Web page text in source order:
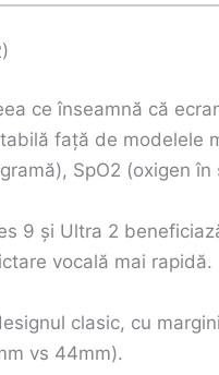
ce înseamnă că
față de modelele
SpO2 (oxigen
9 și Ultra 2
vocală mai rapidă.
clasic, cu
vs 44mm).